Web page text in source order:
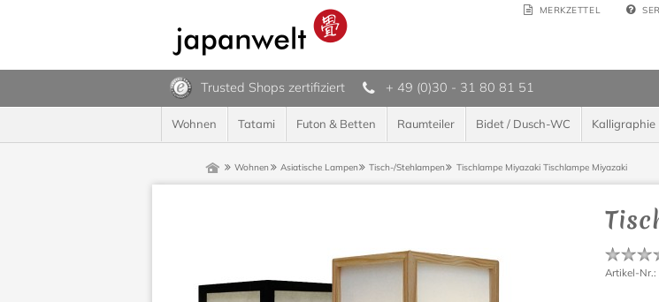
MERKZETTEL
Trusted Shops zertifiziert + 49 (0)30 - 31 80 81 51
Wohnen Tatami Futon & Betten Raumteiler Bidet / Dusch-WC Kalligraphie
Wohnen Asiatische Lampen Tisch-/Stehlampen Tischlampe Miyazaki Tischlampe Miyazaki
Artikel-Nr.: